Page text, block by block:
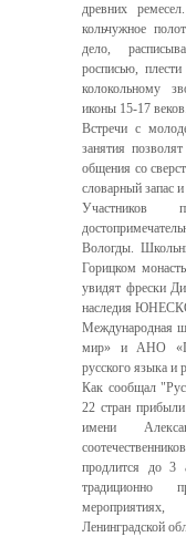
древних
кольчужное
дело,
росписью,
колокольному
иконы 15-17 веков.
Встречи с
занятия
общения со
словарный запас
Участников
Вологды.
Горицком
увидят фрески
наследия
Международная
мир» и АНО
русского языка и
Как сообщал
22 стран
имени
продлится до 3
традиционно
Ленинградской